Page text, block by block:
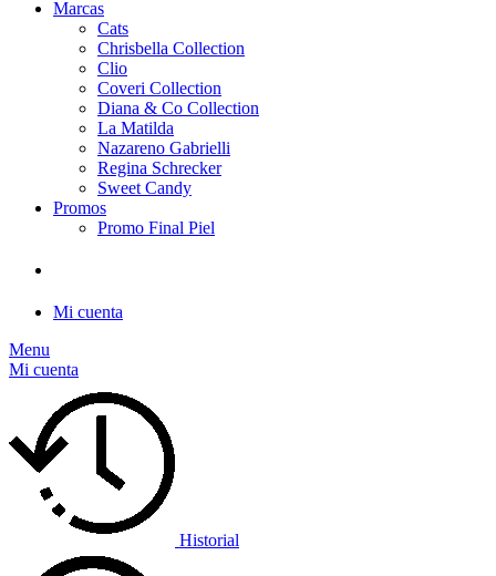
Marcas
Cats
Chrisbella Collection
Clio
Coveri Collection
Diana & Co Collection
La Matilda
Nazareno Gabrielli
Regina Schrecker
Sweet Candy
Promos
Promo Final Piel
Mi cuenta
Menu
Mi cuenta
Historial